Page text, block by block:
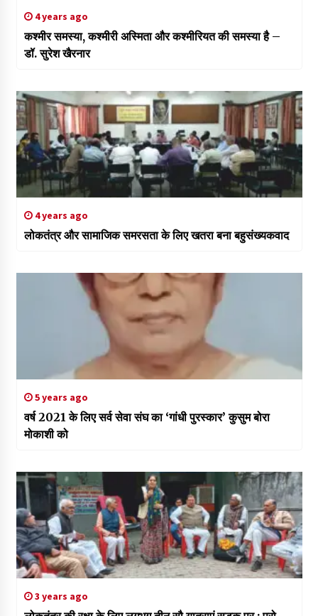
4 years ago
कश्मीर समस्या, कश्मीरी अस्मिता और कश्मीरियत की समस्या है –
डॉ. सुरेश खैरनार
4 years ago
लोकतंत्र और सामाजिक समरसता के लिए खतरा बना बहुसंख्यकवाद
5 years ago
वर्ष 2021 के लिए सर्व सेवा संघ का ‘गांधी पुरस्कार’ कुसुम बोरा
मोकाशी को
3 years ago